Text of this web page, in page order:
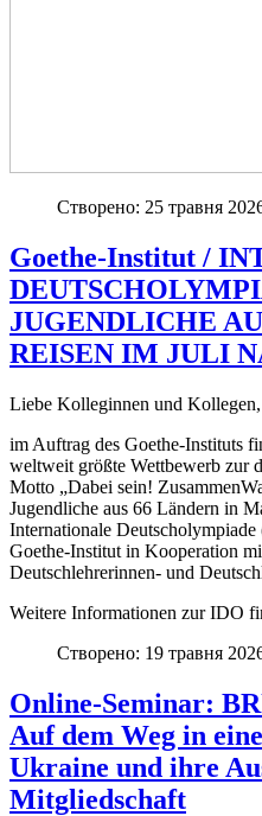
Створено: 25 травня
Goethe-Institut /
JUGENDLICHE
REISEN IM JULI
Liebe Kolleginnen und Kollegen,
im Auftrag des Goethe-Instituts
weltweit größte Wettbewerb zur
Motto „Dabei sein!
Jugendliche aus 66 Ländern in
Internationale
Goethe-Institut in Kooperation
Deutschlehrerinnen- und
Weitere Informationen zur IDO
Створено: 19 травня
Online-Seminar:
Auf dem Weg in
Ukraine und ihre
Mitgliedschaft